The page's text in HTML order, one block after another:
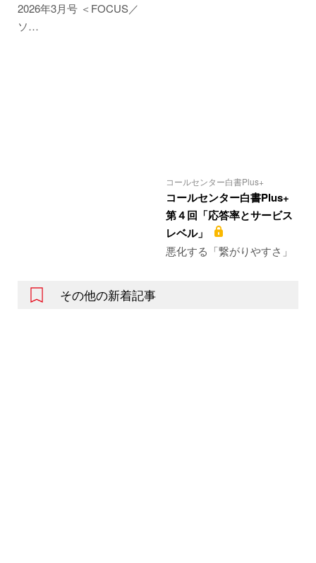
2026年3月号 ＜FOCUS／
ソ…
コールセンター白書Plus+
コールセンター白書Plus+
第４回「応答率とサービス
レベル」
悪化する「繋がりやすさ」
その他の新着記事